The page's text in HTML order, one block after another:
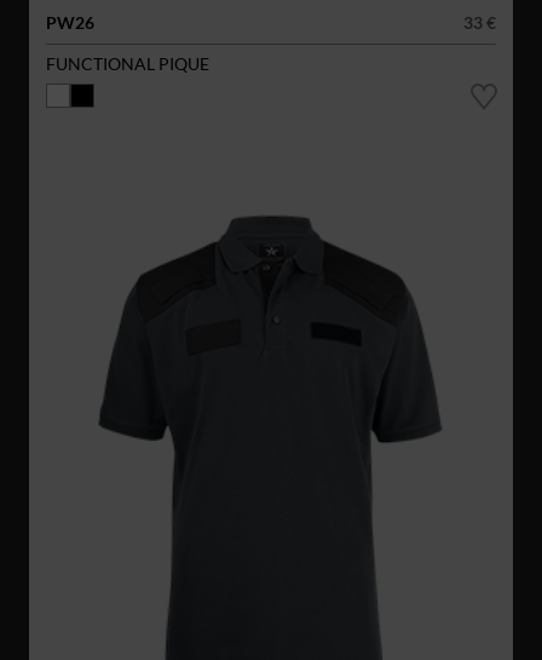
PW26
33 €
FUNCTIONAL PIQUE